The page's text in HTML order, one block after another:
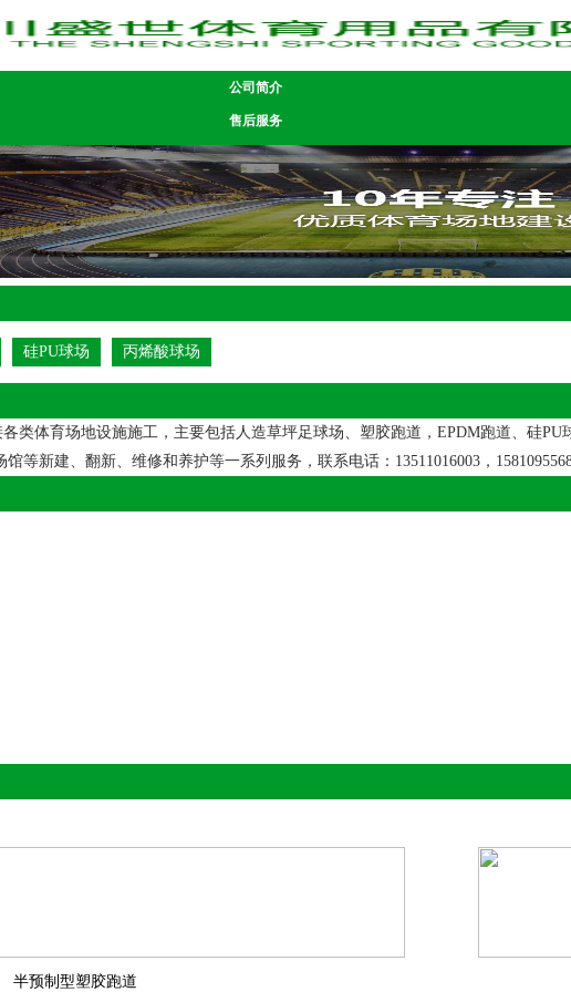
公司简介
售后服务
硅PU球场 丙烯酸球场
体育场地设施施工，主要包括人造草坪足球场、塑胶跑道，EPDM跑道、硅
等新建、翻新、维修和养护等一系列服务，联系电话：13511016003，
半预制型塑胶跑道